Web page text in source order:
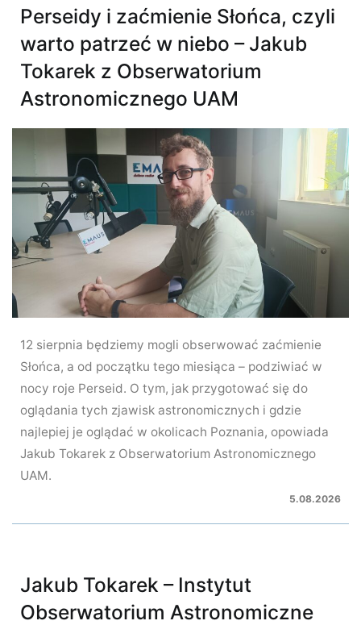
Perseidy i zaćmienie Słońca, czyli
warto patrzeć w niebo – Jakub
Tokarek z Obserwatorium
Astronomicznego UAM
12 sierpnia będziemy mogli obserwować zaćmienie
Słońca, a od początku tego miesiąca – podziwiać w
nocy roje Perseid. O tym, jak przygotować się do
oglądania tych zjawisk astronomicznych i gdzie
najlepiej je oglądać w okolicach Poznania, opowiada
Jakub Tokarek z Obserwatorium Astronomicznego
UAM.
5.08.2026
Jakub Tokarek – Instytut
Obserwatorium Astronomiczne